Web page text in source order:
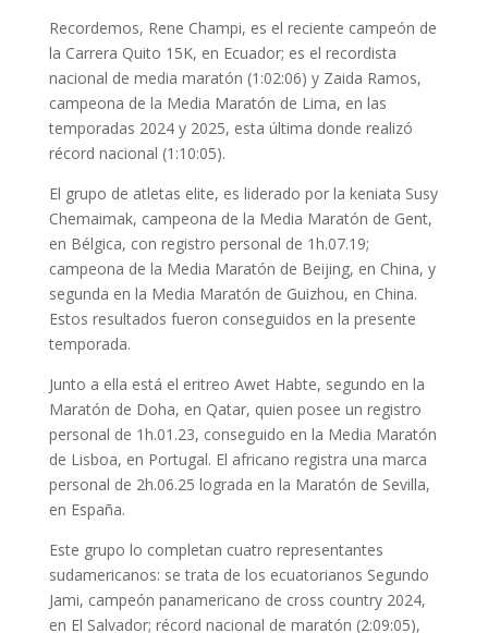
Recordemos, Rene Champi, es el reciente campeón de
la Carrera Quito 15K, en Ecuador; es el recordista
nacional de media maratón (1:02:06) y Zaida Ramos,
campeona de la Media Maratón de Lima, en las
temporadas 2024 y 2025, esta última donde realizó
récord nacional (1:10:05).
El grupo de atletas elite, es liderado por la keniata Susy
Chemaimak, campeona de la Media Maratón de Gent,
en Bélgica, con registro personal de 1h.07.19;
campeona de la Media Maratón de Beijing, en China, y
segunda en la Media Maratón de Guizhou, en China.
Estos resultados fueron conseguidos en la presente
temporada.
Junto a ella está el eritreo Awet Habte, segundo en la
Maratón de Doha, en Qatar, quien posee un registro
personal de 1h.01.23, conseguido en la Media Maratón
de Lisboa, en Portugal. El africano registra una marca
personal de 2h.06.25 lograda en la Maratón de Sevilla,
en España.
Este grupo lo completan cuatro representantes
sudamericanos: se trata de los ecuatorianos Segundo
Jami, campeón panamericano de cross country 2024,
en El Salvador; récord nacional de maratón (2:09:05),